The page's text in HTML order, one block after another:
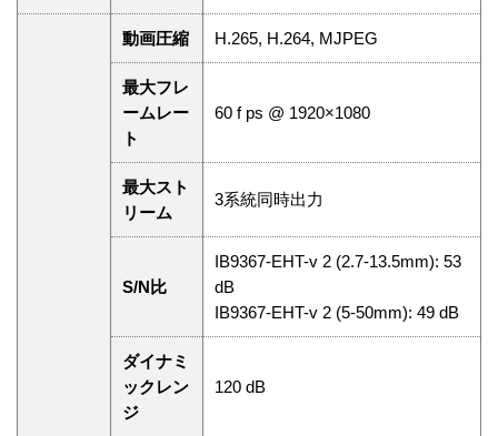
動画圧縮 H.265, H.264, MJPEG
最大フレ
ームレー
ト
60 f ps @ 1920×1080
最大スト
リーム
3系統同時出力
S/N比
IB9367-EHT-v 2 (2.7-13.5mm): 53
dB
IB9367-EHT-v 2 (5-50mm): 49 dB
ダイナミ
ックレン
ジ
120 dB